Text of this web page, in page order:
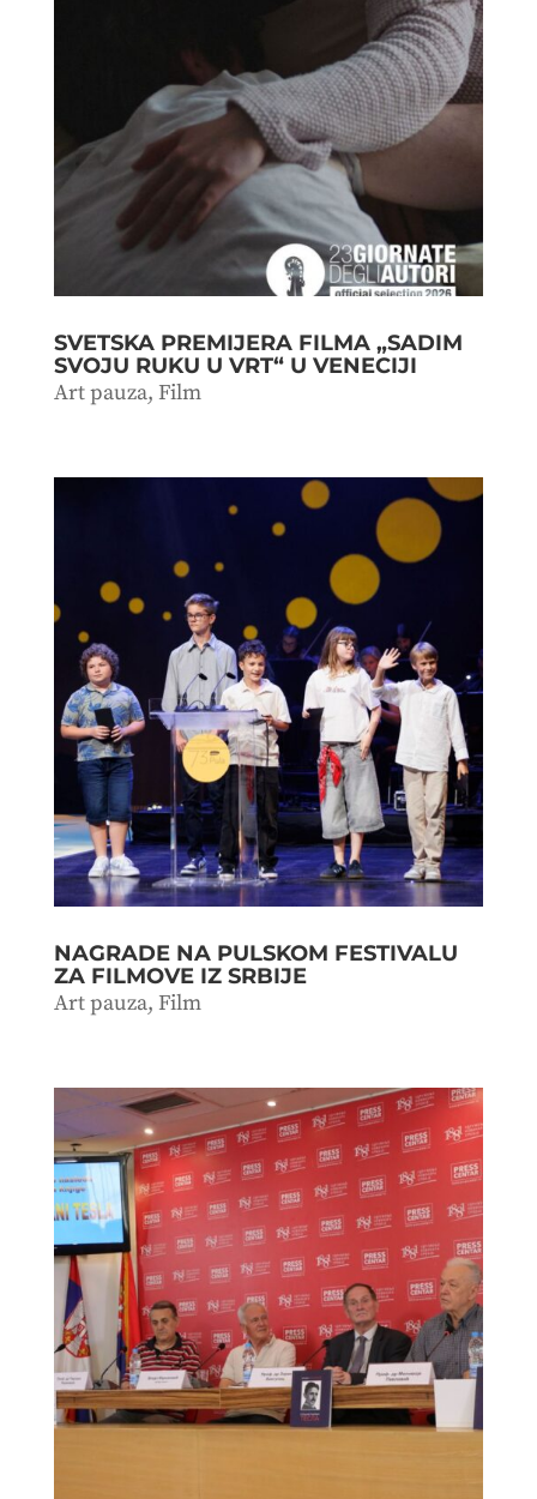
SVETSKA PREMIJERA FILMA „SADIM
SVOJU RUKU U VRT“ U VENECIJI
Art pauza, Film
NAGRADE NA PULSKOM FESTIVALU
ZA FILMOVE IZ SRBIJE
Art pauza, Film